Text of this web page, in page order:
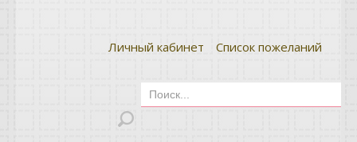
Личный кабинет Список пожеланий